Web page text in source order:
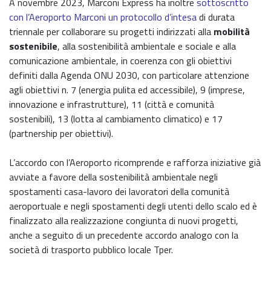
con l’Aeroporto Marconi un protocollo d’intesadi durata
triennale per collaborare su progetti indirizzati alla mobilità
sostenibile, alla sostenibilità ambientale e sociale e alla
comunicazione ambientale, in coerenza con gli obiettivi
definiti dalla Agenda ONU 2030, con particolare attenzione
agli obiettivi n. 7 (energia pulita ed accessibile), 9 (imprese,
innovazione e infrastrutture), 11 (città e comunità
sostenibili), 13 (lotta al cambiamento climatico) e 17
(partnership per obiettivi).
L’accordo con l’Aeroporto ricomprende e rafforza iniziative già
avviate a favore della sostenibilità ambientale negli
spostamenti casa-lavoro dei lavoratori della comunità
aeroportuale e negli spostamenti degli utenti dello scalo ed è
finalizzato alla realizzazione congiunta di nuovi progetti,
anche a seguito di un precedente accordo analogo con la
società di trasporto pubblico locale Tper.